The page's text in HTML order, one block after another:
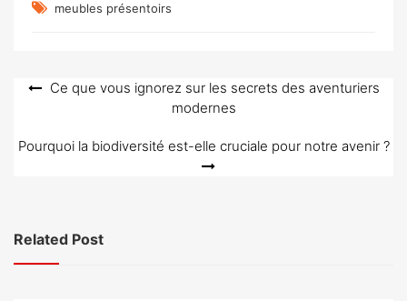
meubles présentoirs
Navigation
l’article
Ce que vous ignorez sur les secrets des aventuriers
modernes
Pourquoi la biodiversité est-elle cruciale pour notre avenir ?
Related Post